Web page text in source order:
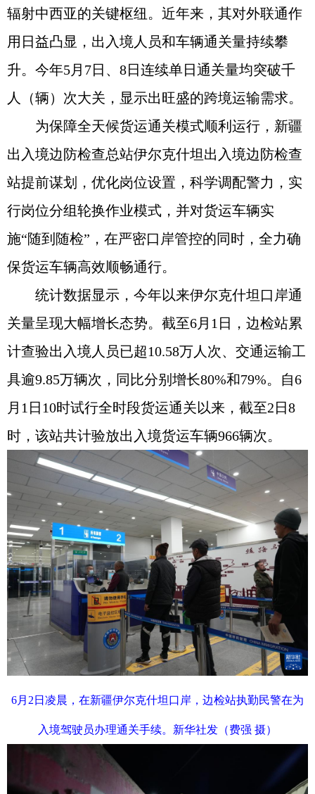
辐射中西亚的关键枢纽。近年来，其对外联通作
用日益凸显，出入境人员和车辆通关量持续攀
升。今年5月7日、8日连续单日通关量均突破千
人（辆）次大关，显示出旺盛的跨境运输需求。
为保障全天候货运通关模式顺利运行，新疆
出入境边防检查总站伊尔克什坦出入境边防检查
站提前谋划，优化岗位设置，科学调配警力，实
行岗位分组轮换作业模式，并对货运车辆实
施“随到随检”，在严密口岸管控的同时，全力确
保货运车辆高效顺畅通行。
统计数据显示，今年以来伊尔克什坦口岸通
关量呈现大幅增长态势。截至6月1日，边检站累
计查验出入境人员已超10.58万人次、交通运输工
具逾9.85万辆次，同比分别增长80%和79%。自6
月1日10时试行全时段货运通关以来，截至2日8
时，该站共计验放出入境货运车辆966辆次。
6月2日凌晨，在新疆伊尔克什坦口岸，边检站执勤民警在为
入境驾驶员办理通关手续。新华社发（费强 摄）